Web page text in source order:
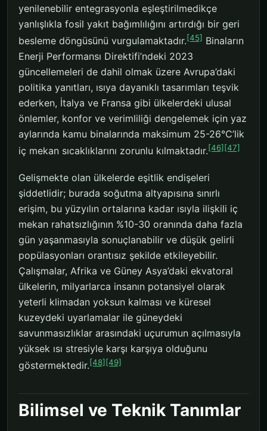
yenilenebilir entegrasyonla eşleştirilmedikçe
yanlışlıkla fosil yakıt bağımlılığını artırdığı bir geri
besleme döngüsünü vurgulamaktadır.[45] Binaların
Enerji Performansı Direktifi’ndeki 2023
güncellemeleri de dahil olmak üzere Avrupa’daki
politika yanıtları, ısıya dayanıklı tasarımları teşvik
ederken, İtalya ve Fransa gibi ülkelerdeki ulusal
önlemler, konfor ve verimliliği dengelemek için yaz
aylarında kamu binalarında maksimum 25-26°C’lik
iç mekan sıcaklıklarını zorunlu kılmaktadır.[46] [47]
Gelişmekte olan ülkelerde eşitlik endişeleri
şiddetlidir; burada soğutma altyapısına sınırlı
erişim, bu yüzyılın ortalarına kadar ısıyla ilişkili iç
mekan rahatsızlığının %10-30 oranında daha fazla
gün yaşanmasıyla sonuçlanabilir ve düşük gelirli
popülasyonları orantısız şekilde etkileyebilir.
Çalışmalar, Afrika ve Güney Asya’daki ekvatoral
ülkelerin, milyarlarca insanın potansiyel olarak
yeterli klimadan yoksun kalması ve küresel
kuzeydeki uyarlamalar ile güneydeki
savunmasızlıklar arasındaki uçurumun açılmasıyla
yüksek ısı stresiyle karşı karşıya olduğunu
göstermektedir.[48] [49]
Bilimsel ve Teknik Tanımlar